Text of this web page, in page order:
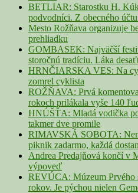
BETLIAR: Starostku H.
podvodníci. Z obecného
Mesto Rožňava organizuje
prehliadku
GOMBASEK: Najväčší
storočnú tradíciu. Láka
HRNČIARSKA VES: Na
zomrel cyklista
ROŽŇAVA: Prvá
rokoch prilákala vyše 140
HNÚŠŤA: Mladá vodička
takmer dve promile
RIMAVSKÁ SOBOTA:
piknik zadarmo, každá
Andrea Predajňová končí v
výpoveď
REVÚCA: Múzeum Prvého
rokov. Je pýchou nielen